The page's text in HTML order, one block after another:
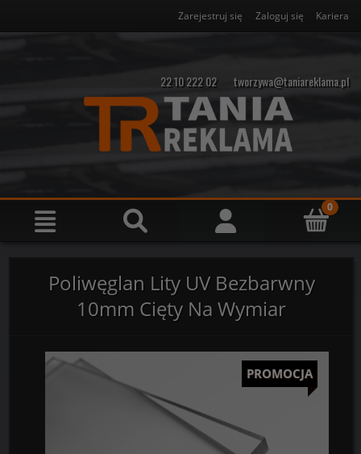
Zarejestruj się Zaloguj się Kariera
22 10 222 02 tworzywa@taniareklama.pl
Poliwęglan Lity UV Bezbarwny
10mm Cięty Na Wymiar
PROMOCJA